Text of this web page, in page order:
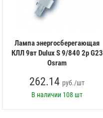
Лампа энергосберегающая
КЛЛ 9вт Dulux S 9/840 2p G23
Osram
262.14 руб./шт
В наличии 108 шт